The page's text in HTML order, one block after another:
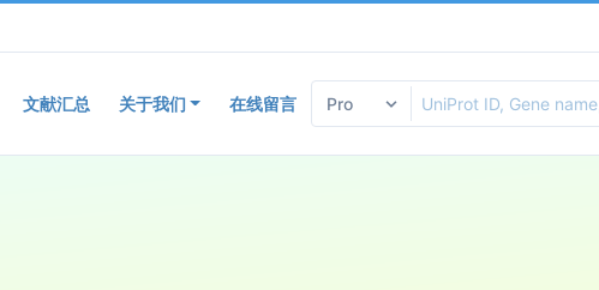
文献汇总 关于我们 在线留言